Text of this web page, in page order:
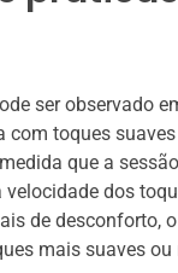
ser observado
toques
que a
dos
de desconforto,
mais suaves